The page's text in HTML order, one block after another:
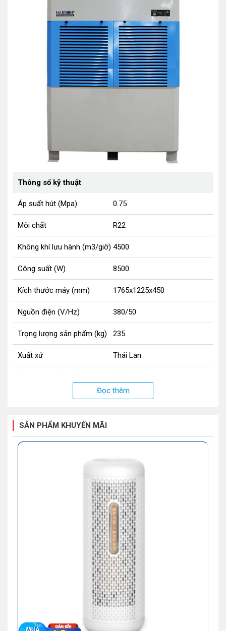
Thông số kỹ thuật
Áp suất hút (Mpa) 0.75
Môi chất R22
Không khí lưu hành (m3/giờ) 4500
Công suất (W) 8500
Kích thước máy (mm) 1765x1225x450
Nguồn điện (V/Hz) 380/50
Trọng lượng sản phẩm (kg) 235
Xuất xứ Thái Lan
Công nghệ hút ẩm Ngưng tụ lạnh
Áp suất xả (Mpa)
Dải kiểm soát độ ẩm (%) 40 - 70
Điện tử với màn hình hiển thị
Ghi nhớ chương trình cài đặt;
Thoát nước liên tục
<65
Dải nhiệt độ hoạt động (°C) 5 - 40
500
Công suất hút ẩm (l/ngày) 504
Đọc thêm
SẢN PHẨM KHUYẾN MÃI